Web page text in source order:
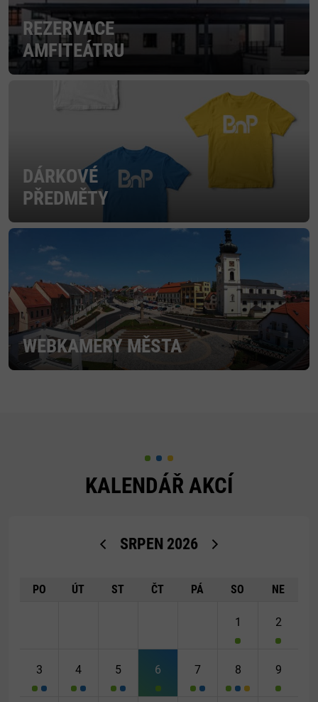
REZERVACE
AMFITEÁTRU
DÁRKOVÉ
PŘEDMĚTY
WEBKAMERY MĚSTA
KALENDÁŘ AKCÍ
<Dříve
SRPEN 2026
PO ÚT ST ČT PÁ SO NE
1 2
3 4 5 6 7 8 9